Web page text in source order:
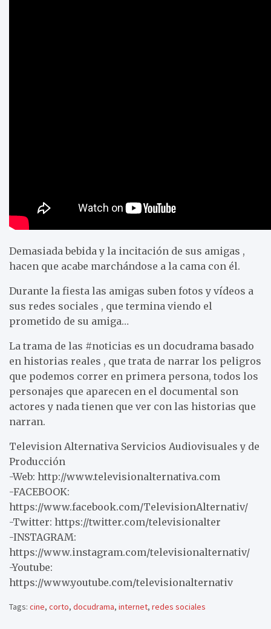
Demasiada bebida y la incitación de sus amigas ,
hacen que acabe marchándose a la cama con él.
Durante la fiesta las amigas suben fotos y vídeos a
sus redes sociales , que termina viendo el
prometido de su amiga…
La trama de las #noticias es un docudrama basado
en historias reales , que trata de narrar los peligros
que podemos correr en primera persona, todos los
personajes que aparecen en el documental son
actores y nada tienen que ver con las historias que
narran.
Television Alternativa Servicios Audiovisuales y de
Producción
-Web: http://www.televisionalternativa.com
-FACEBOOK:
https://www.facebook.com/TelevisionAlternativ/
-Twitter: https://twitter.com/televisionalter
-INSTAGRAM:
https://www.instagram.com/televisionalternativ/
-Youtube:
https://www.youtube.com/televisionalternativ
Tags: cine, corto, docudrama, internet, redes sociales